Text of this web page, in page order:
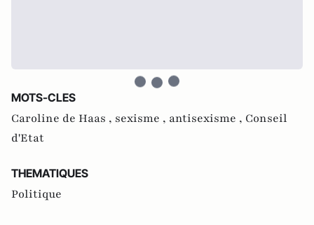
MOTS-CLES
Caroline de Haas , sexisme , antisexisme , Conseil
d'Etat
THEMATIQUES
Politique